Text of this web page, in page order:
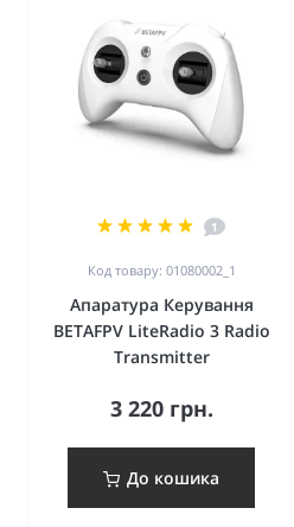
1
Код товару: 01080002_1
Апаратура Керування
BETAFPV LiteRadio 3 Radio
Transmitter
3 220 грн.
До кошика